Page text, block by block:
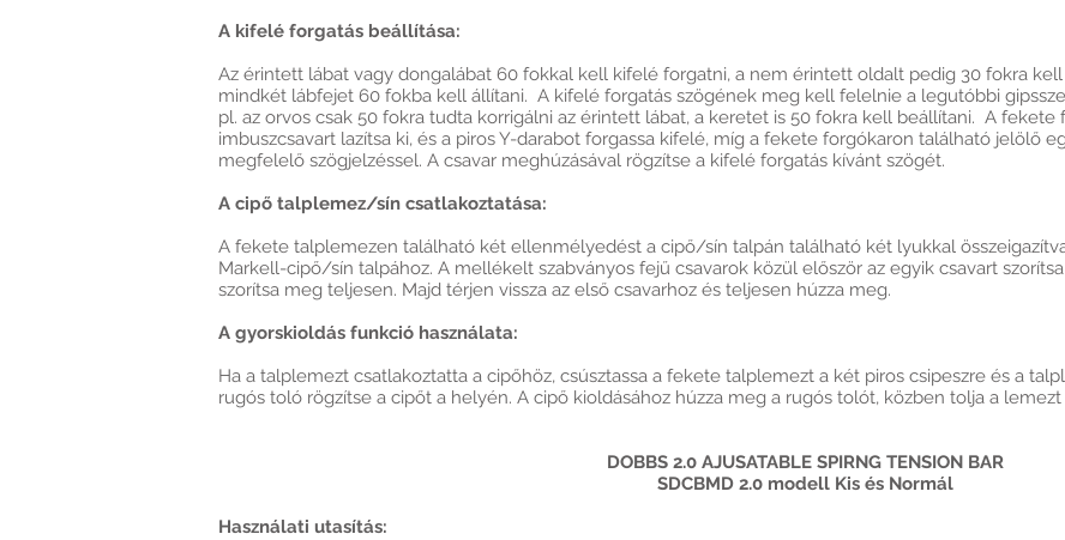
A kifelé forgatás beállítása:
Az érintett lábat vagy dongalábat 60 fokkal kell kifelé forgatni, a nem érintett oldalt pedig 30 fokra
mindkét lábfejet 60 fokba kell állítani. A kifelé forgatás szögének meg kell felelnie a legutóbbi
pl. az orvos csak 50 fokra tudta korrigálni az érintett lábat, a keretet is 50 fokra kell beállítani. A
imbuszcsavart lazítsa ki, és a piros Y-darabot forgassa kifelé, míg a fekete forgókaron található jelölő
megfelelő szögjelzéssel. A csavar meghúzásával rögzítse a kifelé forgatás kívánt szögét.
A cipő talplemez/sín csatlakoztatása:
A fekete talplemezen található két ellenmélyedést a cipő/sín talpán található két lyukkal
Markell-cipő/sín talpához. A mellékelt szabványos fejű csavarok közül először az egyik csavart
szorítsa meg teljesen. Majd térjen vissza az első csavarhoz és teljesen húzza meg.
A gyorskioldás funkció használata:
Ha a talplemezt csatlakoztatta a cipőhöz, csúsztassa a fekete talplemezt a két piros csipeszre és a
rugós toló rögzítse a cipőt a helyén. A cipő kioldásához húzza meg a rugós tolót, közben tolja a lemezt
DOBBS 2.0 AJUSATABLE SPIRNG TENSION BAR
SDCBMD 2.0 modell Kis és Normál
Használati utasítás: